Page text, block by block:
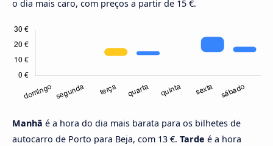
o dia mais caro, com preços a partir de 15 €.
Manhã é a hora do dia mais barata para os bilhetes de
autocarro de Porto para Beja, com 13 €. Tarde é a hora